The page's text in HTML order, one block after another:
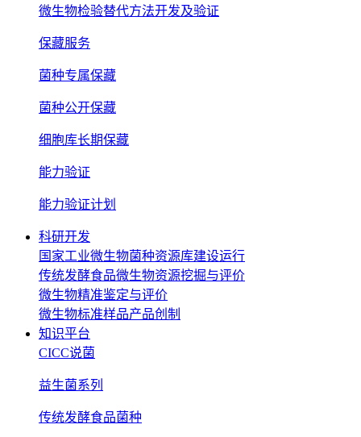
微生物检验替代方法开发及验证
保藏服务
菌种专属保藏
菌种公开保藏
细胞库长期保藏
能力验证
能力验证计划
科研开发
国家工业微生物菌种资源库建设运行
传统发酵食品微生物资源挖掘与评价
微生物精准鉴定与评价
微生物标准样品产品创制
知识平台
CICC说菌
益生菌系列
传统发酵食品菌种